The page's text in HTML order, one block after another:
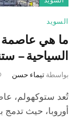
السويد
ما هي عاصمة
السياحية –
بواسطة تيماء حسن
تُعد ستوكهولم،
أوروبا، حيث